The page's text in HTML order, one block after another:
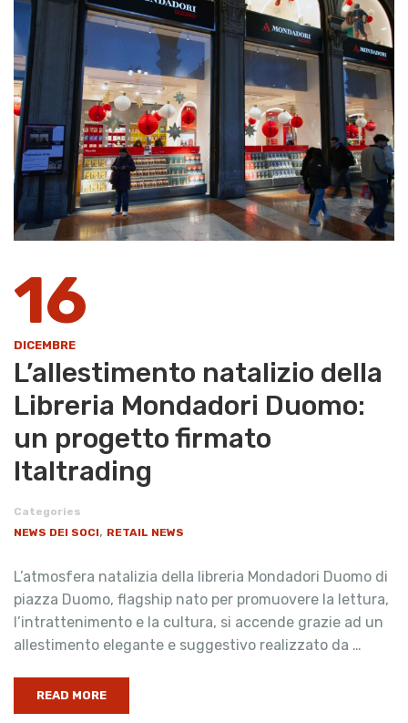
16
DICEMBRE
L’allestimento natalizio della
Libreria Mondadori Duomo:
un progetto firmato
Italtrading
Categories
NEWS DEI SOCI, RETAIL NEWS
L’atmosfera natalizia della libreria Mondadori Duomo di
piazza Duomo, flagship nato per promuovere la lettura,
l’intrattenimento e la cultura, si accende grazie ad un
allestimento elegante e suggestivo realizzato da …
READ MORE